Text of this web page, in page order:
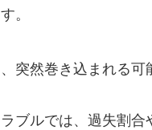
。
突然巻き込まれる可
ブルでは、過失割合